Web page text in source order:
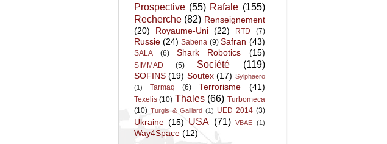
Prospective (55) Rafale (155)
Recherche (82) Renseignement
(20)
Royaume-Uni (22) RTD (7)
Russie (24) Sabena (9) Safran (43)
SALA (6) Shark Robotics (15)
SIMMAD (5) Société (119)
SOFINS (19) Soutex (17) Sylphaero
(1)
Tarmaq (6) Terrorisme (41)
Texelis (10) Thales (66) Turbomeca
(10) Turgis & Gaillard (1) UED 2014 (3)
Ukraine (15) USA (71) VBAE (1)
Way4Space (12)